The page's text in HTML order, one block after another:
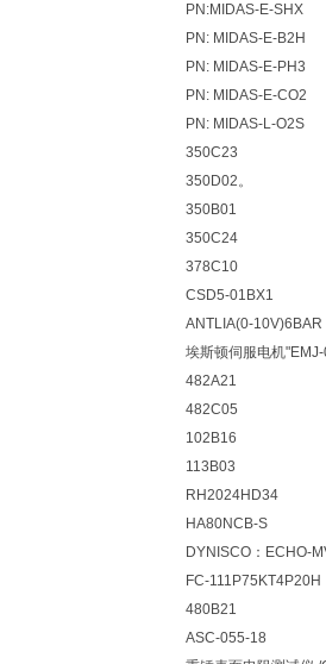
PN:MIDAS-E-SHX
PN: MIDAS-E-B2H
PN: MIDAS-E-PH3
PN: MIDAS-E-CO2
PN: MIDAS-L-O2S
350C23
350D02。
350B01
350C24
378C10
CSD5-01BX1
ANTLIA(0-
埃斯顿伺服电机
482A21
482C05
102B16
113B03
RH2024HD34
HA80NCB-S
DYNISCO：ECHO-
FC-111P75KT4P20H
480B21
ASC-055-18